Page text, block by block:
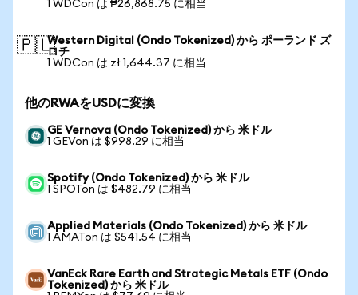
1 WDCon は ₱26,868.75 に相当
🇵🇱Western Digital (Ondo Tokenized) から ポーランド ズ
ロチ
1 WDCon は zł 1,644.37 に相当
他のRWAをUSDに変換
GE Vernova (Ondo Tokenized) から 米ドル
1 GEVon は $998.29 に相当
Spotify (Ondo Tokenized) から 米ドル
1 SPOTon は $482.79 に相当
Applied Materials (Ondo Tokenized) から 米ドル
1 AMATon は $541.54 に相当
VanEck Rare Earth and Strategic Metals ETF (Ondo
Tokenized) から 米ドル